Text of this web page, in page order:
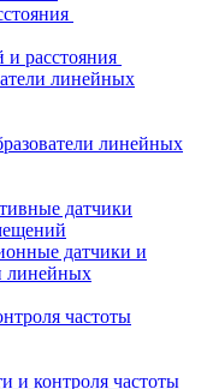
расстояния
линейных
линейных
датчики
датчики и
линейных
частоты
и контроля частоты